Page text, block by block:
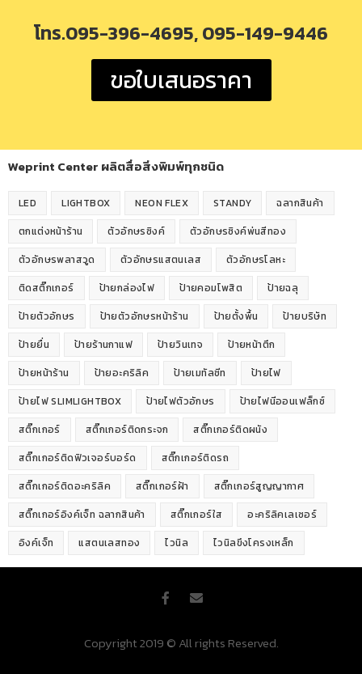
โทร.095-396-4695, 095-149-9446
ขอใบเสนอราคา
Weprint Center ผลิตสื่อสิ่งพิมพ์ทุกชนิด
LED LIGHTBOX NEON FLEX STANDY
ฉลากสินค้า
ตกแต่งหน้าร้าน
ตัวอักษรซิงค์
ตัวอักษรซิงค์พ่นสีทอง
ตัวอักษรพลาสวูด
ตัวอักษรแสตนเลส
ตัวอักษรโลหะ
ติดสติ๊กเกอร์
ป้ายกล่องไฟ ป้ายคอมโพสิต
ป้ายฉลุ
ป้ายตัวอักษร
ป้ายตัวอักษรหน้าร้าน ป้ายตั้งพื้น
ป้ายบริษัท
ป้ายยื่น
ป้ายร้านกาแฟ ป้ายวินเทจ
ป้ายหน้าตึก
ป้ายหน้าร้าน
ป้ายอะคริลิค ป้ายเมทัลชีท
ป้ายไฟ
ป้ายไฟ SLIMLIGHTBOX
ป้ายไฟตัวอักษร
ป้ายไฟนีออนเฟล็กซ์
สติ๊กเกอร์
สติ๊กเกอร์ติดกระจก
สติ๊กเกอร์ติดผนัง
สติ๊กเกอร์ติดฟิวเจอร์บอร์ด
สติ๊กเกอร์ติดรถ
สติ๊กเกอร์ติดอะคริลิค
สติ๊กเกอร์ฝ้า
สติ๊กเกอร์สูญญากาศ
สติ๊กเกอร์อิงค์เจ็ท ฉลากสินค้า
สติ๊กเกอร์ใส
อะคริลิคเลเซอร์
อิงค์เจ็ท
แสตนเลสทอง ไวนิล ไวนิลขึงโครงเหล็ก
Copyright 2019 © All rights Reserved.